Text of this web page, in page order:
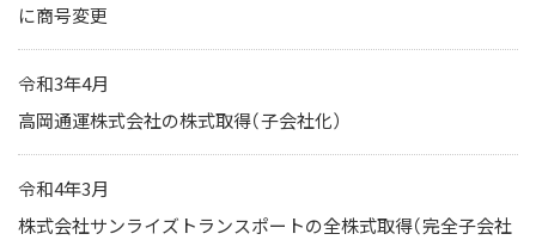
に商号変更
令和3年4月
高岡通運株式会社の株式取得（子会社化）
令和4年3月
株式会社サンライズトランスポートの全株式取得（完全子会社